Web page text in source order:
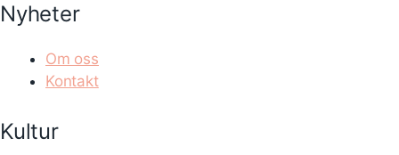
Nyheter
Om oss
Kontakt
Kultur